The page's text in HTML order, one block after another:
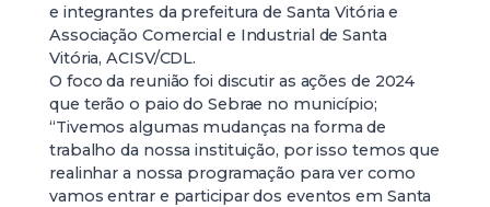
e integrantes da prefeitura de Santa Vitória e
Associação Comercial e Industrial de Santa
Vitória, ACISV/CDL.
O foco da reunião foi discutir as ações de 2024
que terão o paio do Sebrae no município;
“Tivemos algumas mudanças na forma de
trabalho da nossa instituição, por isso temos que
realinhar a nossa programação para ver como
vamos entrar e participar dos eventos em Santa